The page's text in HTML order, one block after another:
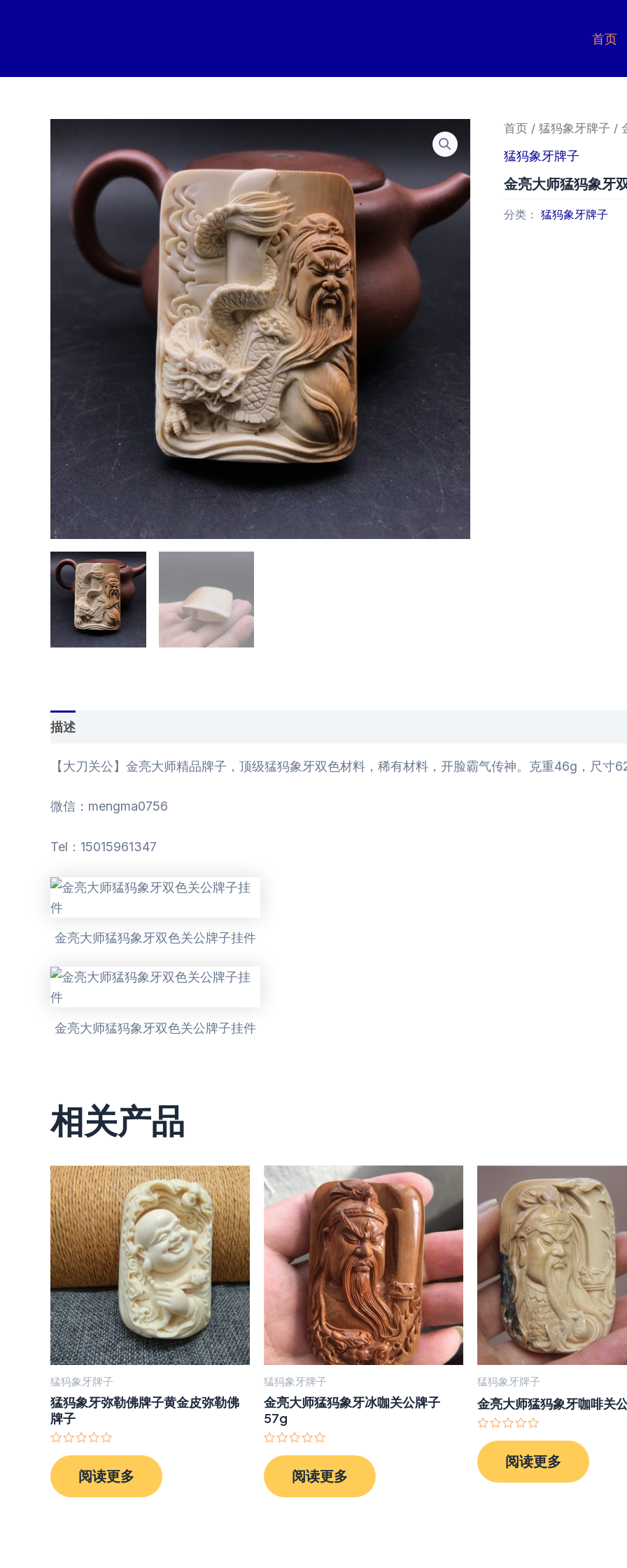
首页
首页 / 猛犸象牙牌子 /
猛犸象牙牌子
金亮大师猛犸象牙
分类： 猛犸象牙牌子
描述
【大刀关公】金亮大师精品牌子，顶级猛犸象牙双色材料，稀有材料，开脸霸气传神。克重46g，尺寸
微信：mengma0756
Tel：15015961347
金亮大师猛犸象牙双色关公牌子挂件
金亮大师猛犸象牙双色关公牌子挂件
相关产品
猛犸象牙牌子
猛犸象牙弥勒佛牌子黄金皮弥勒佛
牌子
分
0
&sol;
阅读更多
猛犸象牙牌子
金亮大师猛犸象牙冰咖关公牌子
57g
分
0
&sol;
阅读更多
猛犸象牙牌子
金亮大师猛犸象牙咖啡关
分
0
&sol;
阅读更多